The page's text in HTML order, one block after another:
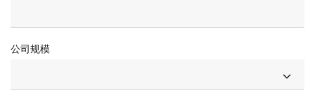
公司规模